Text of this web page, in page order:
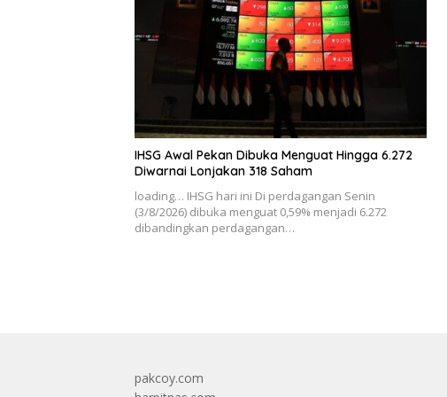
IHSG Awal Pekan Dibuka Menguat Hingga 6.272
Diwarnai Lonjakan 318 Saham
loading… IHSG hari ini Di perdagangan Senin
(3/8/2026) dibuka menguat 0,59% menjadi 6.272
dibandingkan perdagangan…
pakcoy.com